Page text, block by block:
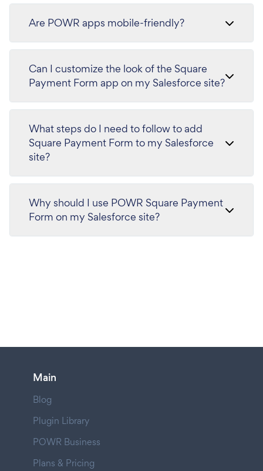
Are POWR apps mobile-friendly?
Can I customize the look of the Square
Payment Form app on my Salesforce site?
What steps do I need to follow to add
Square Payment Form to my Salesforce
site?
Why should I use POWR Square Payment
Form on my Salesforce site?
Main
Blog
Plugin Library
POWR Business
Plans & Pricing